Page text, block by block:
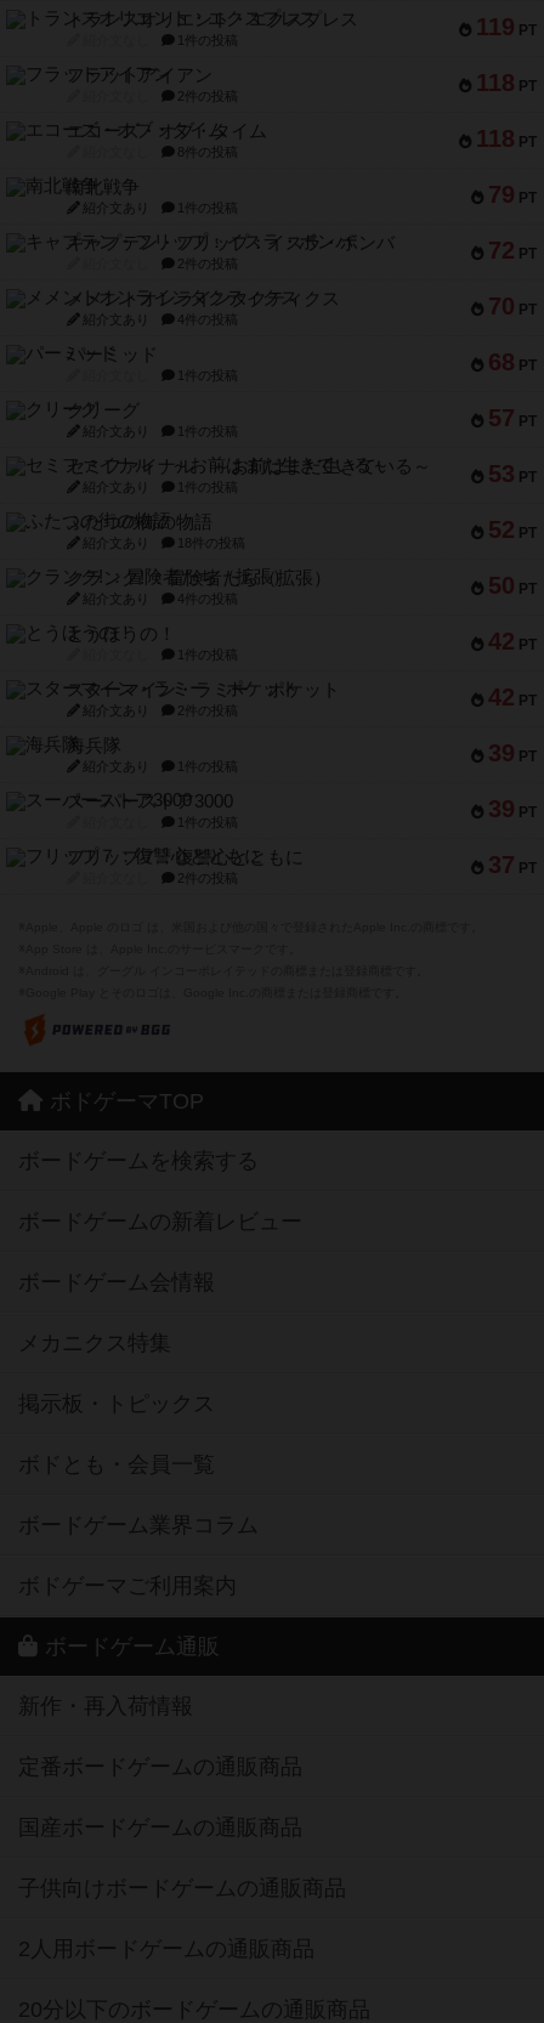
119 PT
トランスオリエント・エクスプレス
1件の投稿
118 PT
フラットアイアン
2件の投稿
118 PT
エコーズ・オブ・タイム
8件の投稿
79 PT
南北戦争
紹介文あり 1件の投稿
72 PT
キャプテン・フリップ：イスラ・ボンバ
2件の投稿
70 PT
メメントオンラインタクティクス
紹介文あり 4件の投稿
68 PT
パーミッド
1件の投稿
57 PT
クリーグ
紹介文あり 1件の投稿
53 PT
セミファイナル ～お前はまだ生きている～
紹介文あり 1件の投稿
52 PT
ふたつの街の物語
紹介文あり 18件の投稿
50 PT
クランク! ：冒険者たち（拡張）
紹介文あり 4件の投稿
42 PT
とうほうの！
1件の投稿
42 PT
スターマイン・ラミー ポケット
紹介文あり 2件の投稿
39 PT
海兵隊
紹介文あり 1件の投稿
39 PT
スーパーストア3000
1件の投稿
37 PT
フリップ７：復讐心とともに
2件の投稿
ボドゲーマTOP
ボードゲームを検索する
ボードゲームの新着レビュー
ボードゲーム会情報
メカニクス特集
掲示板・トピックス
ボドとも・会員一覧
ボードゲーム業界コラム
ボドゲーマご利用案内
ボードゲーム通販
新作・再入荷情報
定番ボードゲームの通販商品
国産ボードゲームの通販商品
子供向けボードゲームの通販商品
2人用ボードゲームの通販商品
20分以下のボードゲームの通販商品